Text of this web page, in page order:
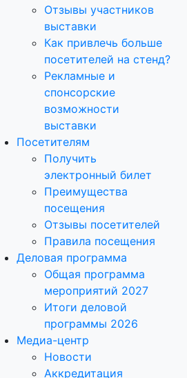
Отзывы участников
выставки
Как привлечь больше
посетителей на стенд?
Рекламные и
спонсорские
возможности
выставки
Посетителям
Получить
электронный билет
Преимущества
посещения
Отзывы посетителей
Правила посещения
Деловая программа
Общая программа
мероприятий 2027
Итоги деловой
программы 2026
Медиа-центр
Новости
Аккредитация